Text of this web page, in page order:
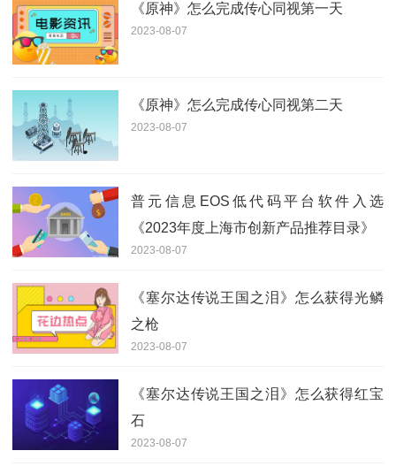
《原神》怎么完成传心同视第一天
2023-08-07
《原神》怎么完成传心同视第二天
2023-08-07
普元信息EOS低代码平台软件入选
《2023年度上海市创新产品推荐目录》
2023-08-07
《塞尔达传说王国之泪》怎么获得光鳞
之枪
2023-08-07
《塞尔达传说王国之泪》怎么获得红宝
石
2023-08-07